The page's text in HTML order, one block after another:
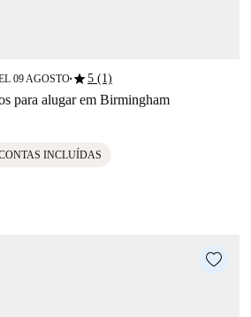
09 AGOSTO■star5 (1)
para alugar em Birmingham
INCLUÍDAS